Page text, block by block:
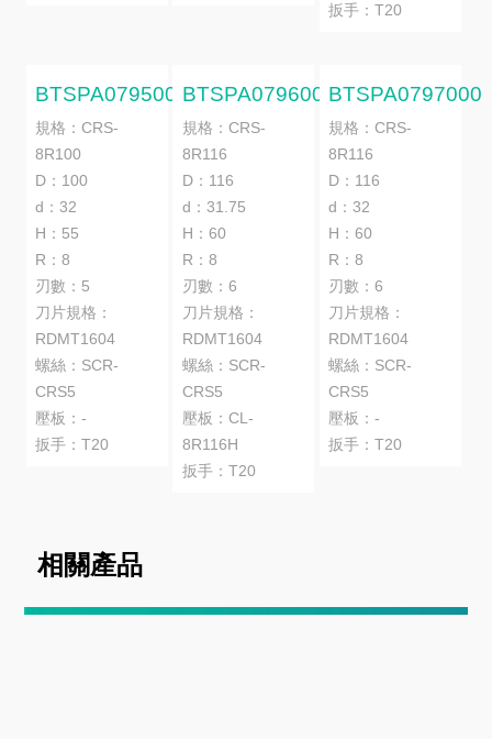
扳手：T20
BTSPA0795000
規格：CRS-
8R100
D：100
d：32
H：55
R：8
刃數：5
刀片規格：
RDMT1604
螺絲：SCR-
CRS5
壓板：-
扳手：T20
BTSPA0796000
規格：CRS-
8R116
D：116
d：31.75
H：60
R：8
刃數：6
刀片規格：
RDMT1604
螺絲：SCR-
CRS5
壓板：CL-
8R116H
扳手：T20
BTSPA0797000
規格：CRS-
8R116
D：116
d：32
H：60
R：8
刃數：6
刀片規格：
RDMT1604
螺絲：SCR-
CRS5
壓板：-
扳手：T20
相關產品